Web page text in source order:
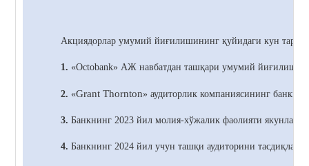
Акциядорлар умумий йиғилишининг қуйидаги кун
1. «Octobank» АЖ навбатдан ташқари умумий
2. «Grant Thornton» аудиторлик компаниясининг
3. Банкнинг 2023 йил молия-хўжалик фаолияти якунлари
4. Банкнинг 2024 йил учун ташқи аудиторини тасдиқлаш